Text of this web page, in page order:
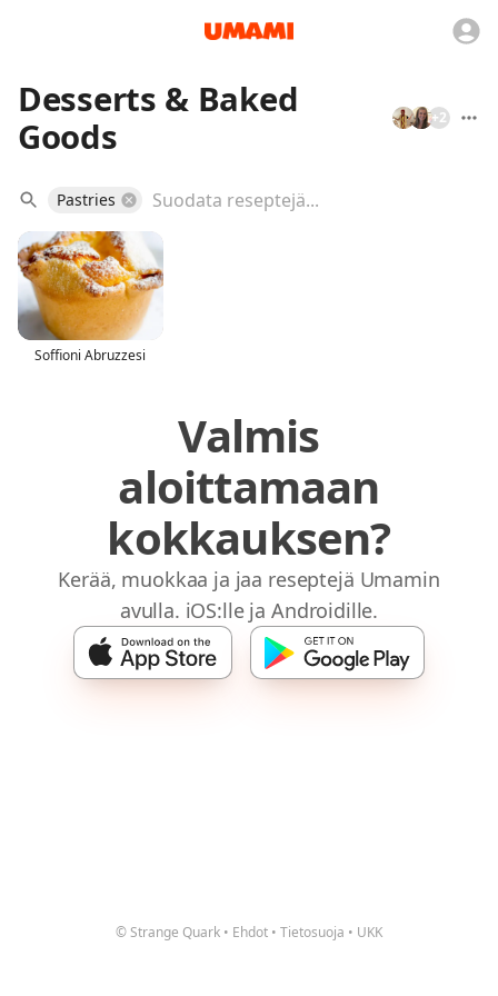
Desserts & Baked
Goods
+2
Pastries
Soffioni Abruzzesi
Valmis
aloittamaan
kokkauksen?
Kerää, muokkaa ja jaa reseptejä Umamin
avulla. iOS:lle ja Androidille.
© Strange Quark • Ehdot • Tietosuoja • UKK